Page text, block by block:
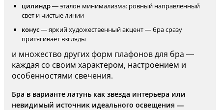
цилиндр— эталон минимализма: ровный направленный
свет и чистые линии
конус— яркий художественный акцент — бра сразу
притягивает взгляды
и множество других форм плафонов для бра —
каждая со своим характером, настроением и
особенностями свечения.
Бра в варианте латунь как звезда интерьера или
невидимый источник идеального освещения —